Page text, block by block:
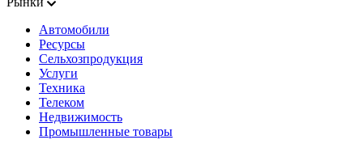
Автомобили
Ресурсы
Сельхозпродукция
Услуги
Техника
Телеком
Недвижимость
Промышленные товары